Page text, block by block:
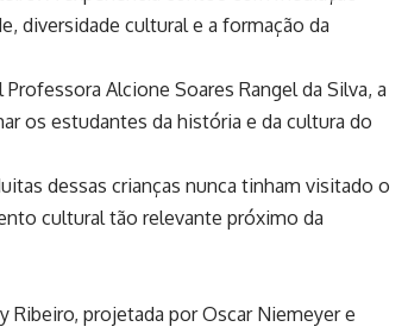
diversidade cultural e a formação da
Alcione Soares Rangel da Silva, a
os estudantes da história e da cultura do
dessas crianças nunca tinham visitado o
cultural tão relevante próximo da
Ribeiro, projetada por Oscar Niemeyer e